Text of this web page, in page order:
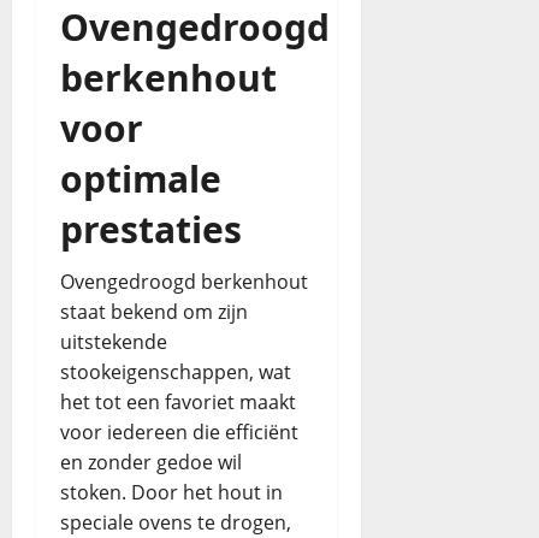
Ovengedroogd
berkenhout
voor
optimale
prestaties
Ovengedroogd berkenhout
staat bekend om zijn
uitstekende
stookeigenschappen, wat
het tot een favoriet maakt
voor iedereen die efficiënt
en zonder gedoe wil
stoken. Door het hout in
speciale ovens te drogen,